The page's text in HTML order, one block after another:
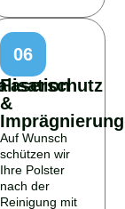
06
Faserschutz
&
Imprägnierung
Auf Wunsch
schützen wir
Ihre Polster
nach der
Reinigung mit